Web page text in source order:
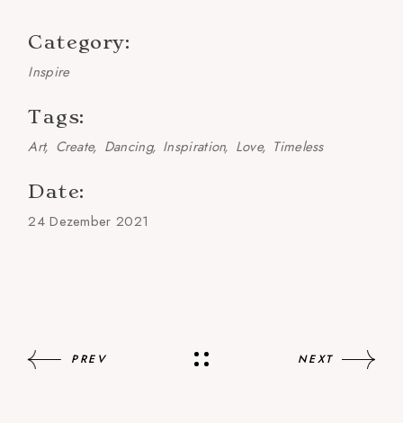
Category:
Inspire
Tags:
Art Create Dancing Inspiration Love Timeless
Date:
24 Dezember 2021
PREV NEXT